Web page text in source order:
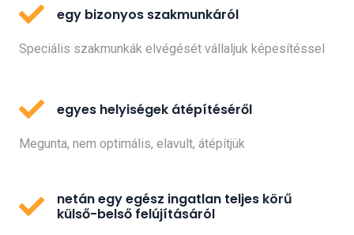
egy bizonyos szakmunkáról
Speciális szakmunkák elvégését vállaljuk képesítéssel
egyes helyiségek átépítéséről
Megunta, nem optimális, elavult, átépítjük
netán egy egész ingatlan teljes körű
külső-belső felújításáról